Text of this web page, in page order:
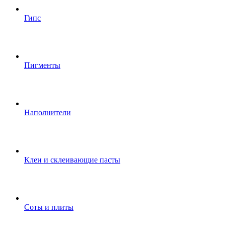
Гипс
Пигменты
Наполнители
Клеи и склеивающие пасты
Соты и плиты